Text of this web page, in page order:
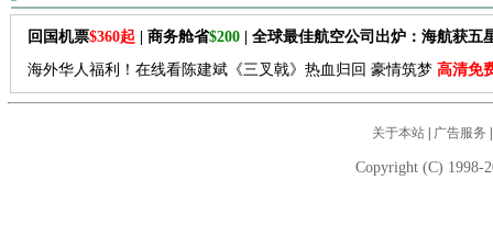
回国机票$360起 | 商务舱省$200 | 全球最佳航空公司出炉：海航获五
海外华人福利！在线看陈建斌《三叉戟》热血归回 豪情筑梦 高清免
关于本站| 广告服务
Copyright (C) 1998-